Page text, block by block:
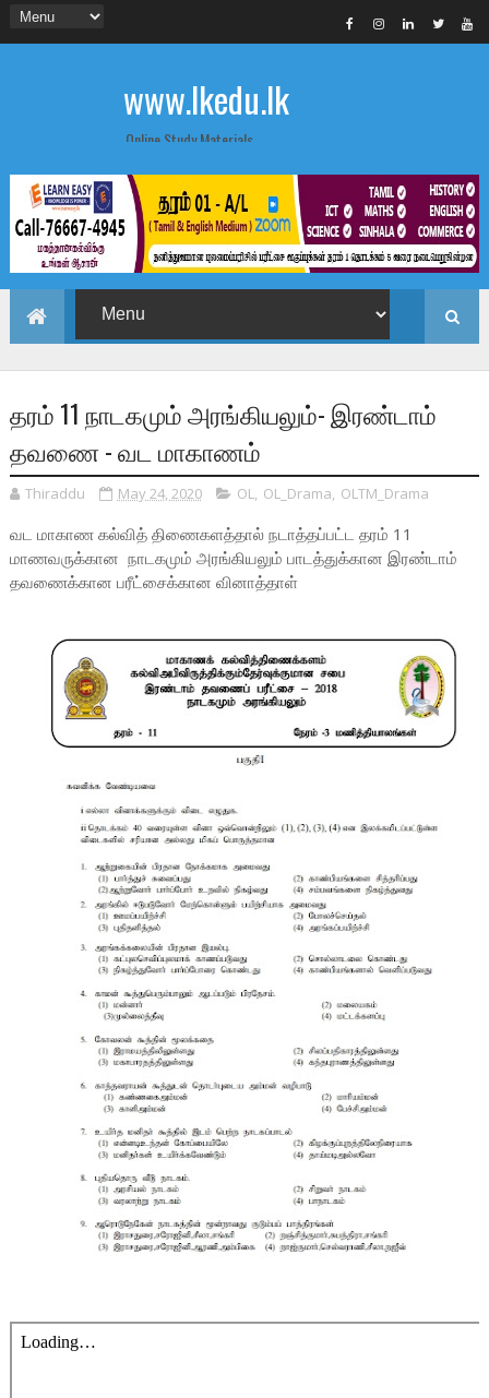
www.lkedu.lk
Online Study Materials
தரம் 11 நாடகமும் அரங்கியலும்- இரண்டாம்
தவணை - வட மாகாணம்
Thiraddu May 24, 2020 OL, OL_Drama, OLTM_Drama
வட மாகாண கல்வித் திணைகளத்தால் நடாத்தப்பட்ட தரம் 11
மாணவருக்கான நாடகமும் அரங்கியலும் பாடத்துக்கான இரண்டாம்
தவணைக்கான பரீட்சைக்கான வினாத்தாள்